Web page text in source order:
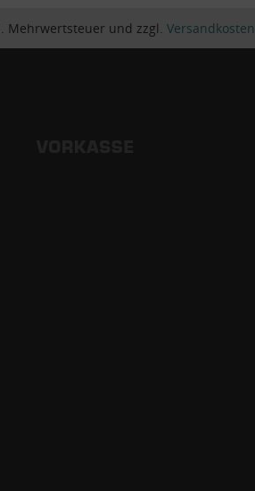
Mehrwertsteuer und zzgl. Versandkosten